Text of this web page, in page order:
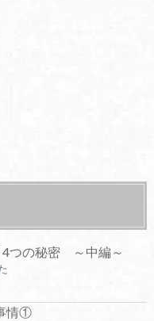
4つの秘密 ～中編～
情①